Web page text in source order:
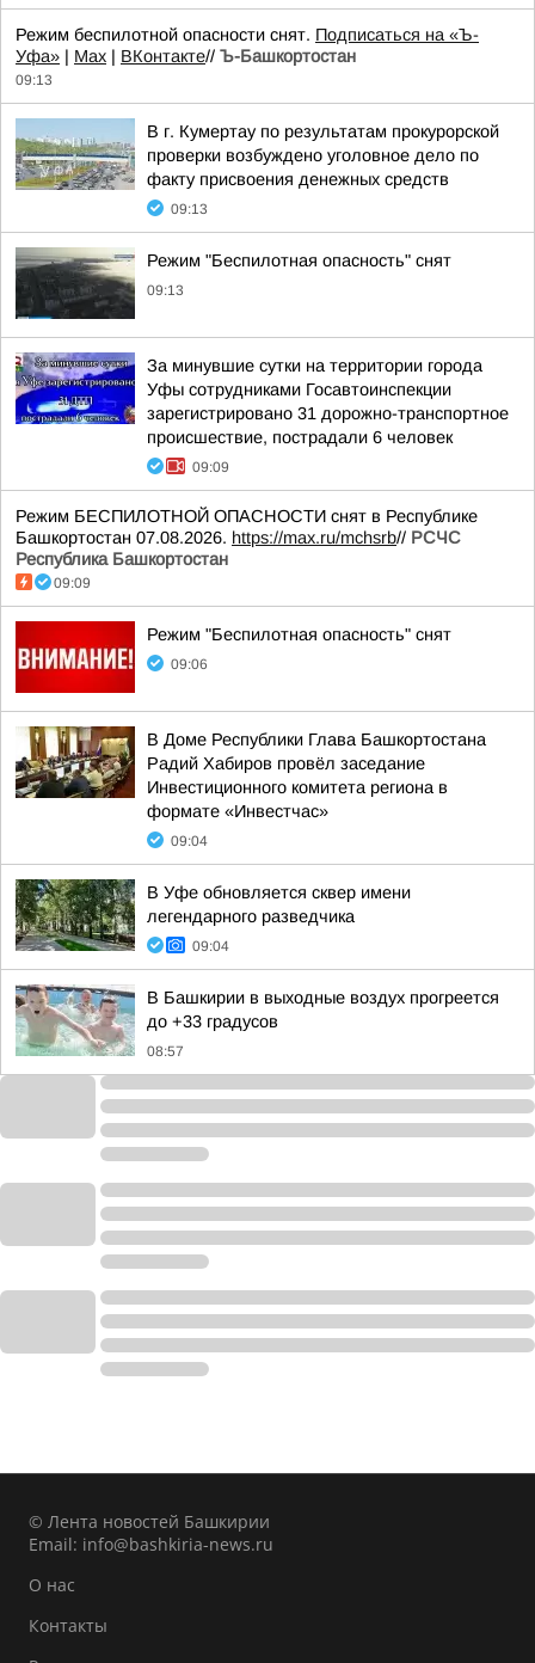
Режим беспилотной опасности снят. Подписаться на «Ъ-
Уфа» | Max | ВКонтакте// Ъ-Башкортостан
09:13
В г. Кумертау по результатам прокурорской
проверки возбуждено уголовное дело по
факту присвоения денежных средств
09:13
Режим "Беспилотная опасность" снят
09:13
За минувшие сутки на территории города
Уфы сотрудниками Госавтоинспекции
зарегистрировано 31 дорожно-транспортное
происшествие, пострадали 6 человек
09:09
Режим БЕСПИЛОТНОЙ ОПАСНОСТИ снят в Республике
Башкортостан 07.08.2026. https://max.ru/mchsrb// РСЧС
Республика Башкортостан
09:09
Режим "Беспилотная опасность" снят
09:06
В Доме Республики Глава Башкортостана
Радий Хабиров провёл заседание
Инвестиционного комитета региона в
формате «Инвестчас»
09:04
В Уфе обновляется сквер имени
легендарного разведчика
09:04
В Башкирии в выходные воздух прогреется
до +33 градусов
08:57
© Лента новостей Башкирии
Email: info@bashkiria-news.ru
О нас
Контакты